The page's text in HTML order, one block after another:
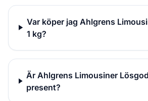
Var köper jag Ahlgrens
1 kg?
Är Ahlgrens Limousiner
present?